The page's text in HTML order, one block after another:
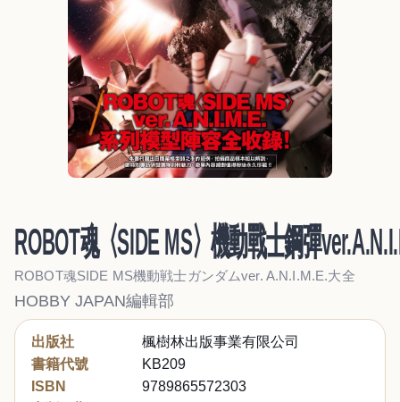
ROBOT魂〈SIDE MS〉機動戰士鋼彈
ROBOT魂SIDE MS機動戦士ガンダムver. A.N.I.M.E.大全
HOBBY JAPAN編輯部
出版社
楓樹林出版事業有限公司
書籍代號
KB209
ISBN
9789865572303